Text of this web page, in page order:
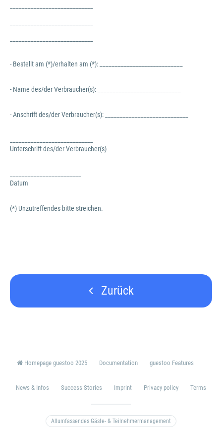
- Bestellt am (*)/erhalten am (*): ____________________________
- Name des/der Verbraucher(s): ____________________________
- Anschrift des/der Verbraucher(s): ____________________________
Unterschrift des/der Verbraucher(s)
Datum
(*) Unzutreffendes bitte streichen.
Zurück
Homepage guestoo 2025 Documentation guestoo Features
News & Infos Success Stories Imprint Privacy policy Terms
Allumfassendes Gäste- & Teilnehmermanagement